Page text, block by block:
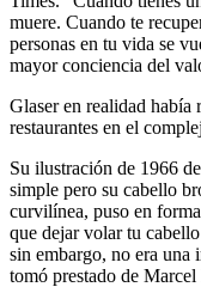
muere. Cuando te
personas en tu vida se
mayor conciencia del
Glaser en realidad había
restaurantes en el
Su ilustración de 1966
simple pero su cabello
curvilínea, puso en
que dejar volar tu
sin embargo, no era una
tomó prestado de